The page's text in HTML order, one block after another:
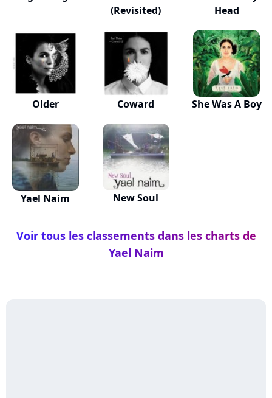
(Revisited)
Head
Older Coward She Was A Boy
Yael Naim New Soul
Voir tous les classements dans les charts de
Yael Naim